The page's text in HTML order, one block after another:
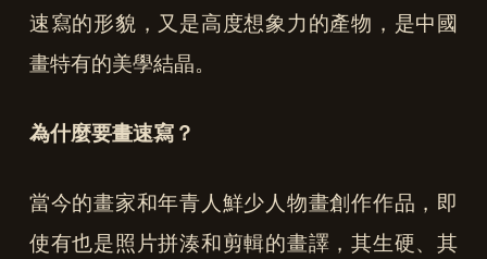
速寫的形貌，又是高度想象力的產物，是中國
畫特有的美學結晶。
為什麼要畫速寫？
當今的畫家和年青人鮮少人物畫創作作品，即
使有也是照片拼湊和剪輯的畫譯，其生硬、其